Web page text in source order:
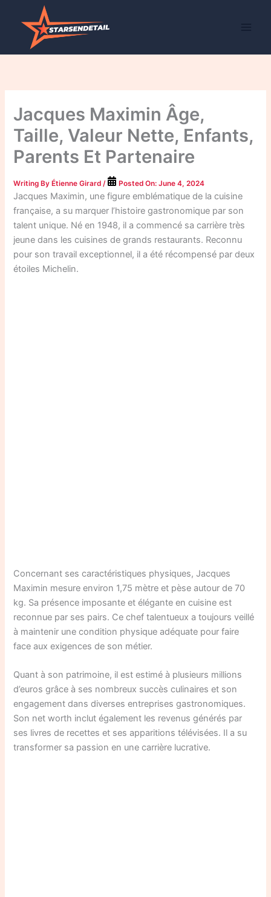
Jacques Maximin Âge,
Taille, Valeur Nette, Enfants,
Parents Et Partenaire
Writing ByÉtienne Girard / Posted On:June 4, 2024
Jacques Maximin, une figure emblématique de la cuisine
française, a su marquer l’histoire gastronomique par son
talent unique. Né en 1948, il a commencé sa carrière très
jeune dans les cuisines de grands restaurants. Reconnu
pour son travail exceptionnel, il a été récompensé par deux
étoiles Michelin.
Concernant ses caractéristiques physiques, Jacques
Maximin mesure environ 1,75 mètre et pèse autour de 70
kg. Sa présence imposante et élégante en cuisine est
reconnue par ses pairs. Ce chef talentueux a toujours veillé
à maintenir une condition physique adéquate pour faire
face aux exigences de son métier.
Quant à son patrimoine, il est estimé à plusieurs millions
d’euros grâce à ses nombreux succès culinaires et son
engagement dans diverses entreprises gastronomiques.
Son net worth inclut également les revenus générés par
ses livres de recettes et ses apparitions télévisées. Il a su
transformer sa passion en une carrière lucrative.